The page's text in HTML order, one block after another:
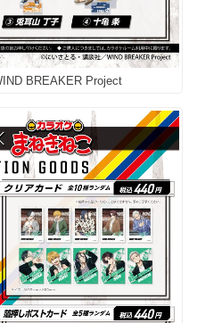
BREAKER Project